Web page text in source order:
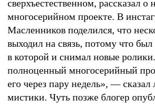
сверхъестественном, рассказал о
многосерийном проекте. В
Масленников поделился, что
выходил на связь, потому что
в которой и снимал новые
полноценный многосерийный
его через пару недель», — сказал
мистики. Чуть позже блогер